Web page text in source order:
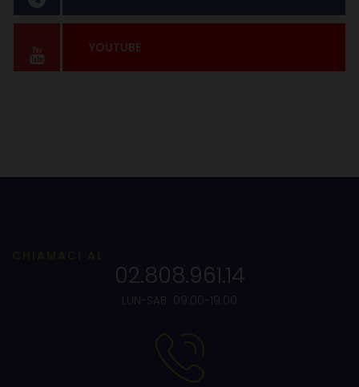
YOUTUBE
CHIAMACI AL
02.808.961.14
LUN-SAB 09:00-19:00